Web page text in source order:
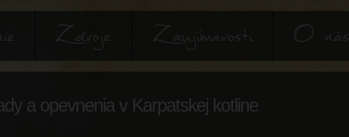
Zdroje Zaujímavosti O nás
a opevnenia v Karpatskej kotline